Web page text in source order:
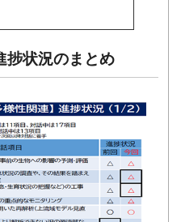
捗状況のまとめ